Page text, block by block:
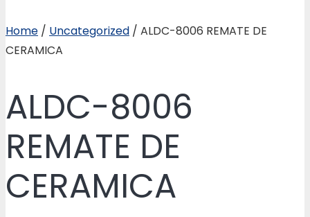
Home / Uncategorized / ALDC-8006 REMATE DE
CERAMICA
ALDC-8006
REMATE DE
CERAMICA